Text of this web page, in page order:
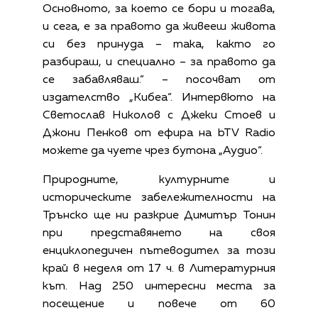
Основното, за което се бори и тогава,
и сега, е за правото да живееш живота
си без принуда – така, както го
разбираш, и специално – за правото да
се забавляваш.“ – посочват от
издателство „Кибеа“. Интервюто на
Светослав Николов с Джеки Стоев и
Джони Пенков от ефира на bTV Radio
можете да чуете чрез бутона „Аудио“.
Природните, културните и
историческите забележителности на
Трънско ще ни разкрие Димитър Тонин
при представянето на своя
енциклопедичен пътеводител за този
край в неделя от 17 ч. в Литературния
кът. Над 250 интересни места за
посещение и повече от 60